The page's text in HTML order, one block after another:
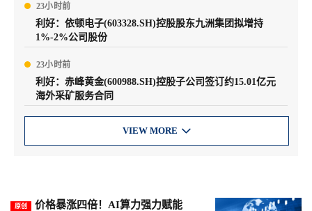
23小时前
利好：依顿电子(603328.SH)控股股东九洲集团拟增持
1%-2%公司股份
23小时前
利好：赤峰黄金(600988.SH)控股子公司签订约15.01亿元
海外采矿服务合同
VIEW MORE 
原创
价格暴涨四倍！AI算力强力赋能